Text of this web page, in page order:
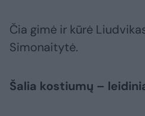
Čia gimė ir kūrė
Simonaitytė.
Šalia kostiumų –